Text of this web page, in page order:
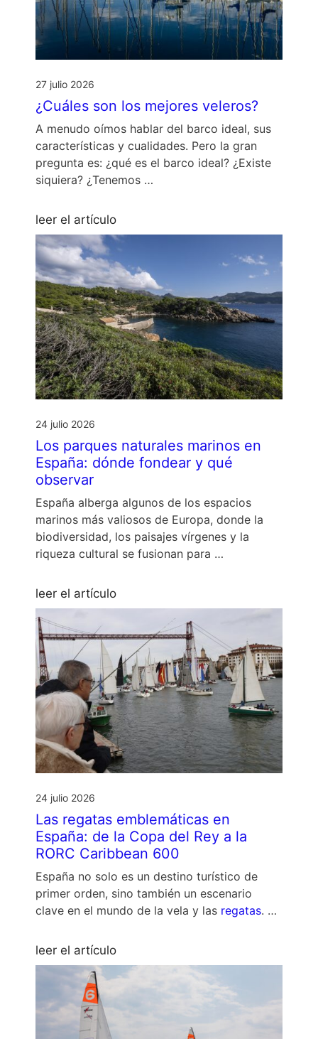
27 julio 2026
¿Cuáles son los mejores veleros?
A menudo oímos hablar del barco ideal, sus
características y cualidades. Pero la gran
pregunta es: ¿qué es el barco ideal? ¿Existe
siquiera? ¿Tenemos …
leer el artículo
24 julio 2026
Los parques naturales marinos en
España: dónde fondear y qué
observar
España alberga algunos de los espacios
marinos más valiosos de Europa, donde la
biodiversidad, los paisajes vírgenes y la
riqueza cultural se fusionan para …
leer el artículo
24 julio 2026
Las regatas emblemáticas en
España: de la Copa del Rey a la
RORC Caribbean 600
España no solo es un destino turístico de
primer orden, sino también un escenario
clave en el mundo de la vela y las regatas. …
leer el artículo